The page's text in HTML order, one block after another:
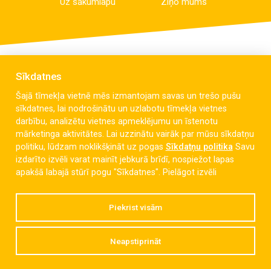
Celmu iela 6, Liepāja, LV-3405
dzintaravsk@liepaja.edu.lv
+371 634 427 10
Sīkdatnes
Šajā tīmekļa vietnē mēs izmantojam savas un trešo pušu
sīkdatnes, lai nodrošinātu un uzlabotu tīmekļa vietnes
darbību, analizētu vietnes apmeklējumu un īstenotu
mārketinga aktivitātes. Lai uzzinātu vairāk par mūsu sīkdatņu
politiku, lūdzam noklikšķināt uz pogas Sīkdatņu politikaSavu
izdarīto izvēli varat mainīt jebkurā brīdī, nospiežot lapas
apakšā labajā stūrī pogu "Sīkdatnes". Pielāgot izvēli
Piekrist visām
Neapstiprināt